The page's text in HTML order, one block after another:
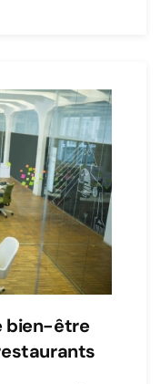
bien-être